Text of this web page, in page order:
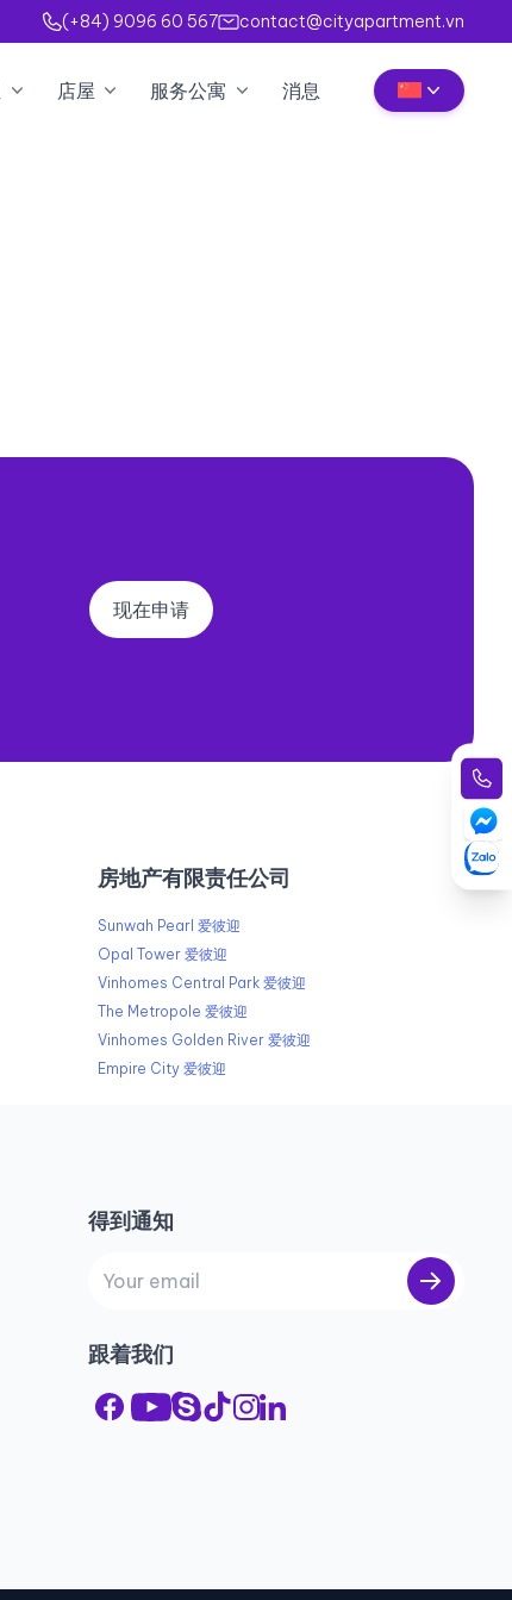
(+84) 9096 60 567 contact@cityapartment.vn
店屋 服务公寓 消息
现在申请
房地产有限责任公司
Sunwah Pearl 爱彼迎
Opal Tower 爱彼迎
Vinhomes Central Park 爱彼迎
The Metropole 爱彼迎
Vinhomes Golden River 爱彼迎
Empire City 爱彼迎
得到通知
跟着我们